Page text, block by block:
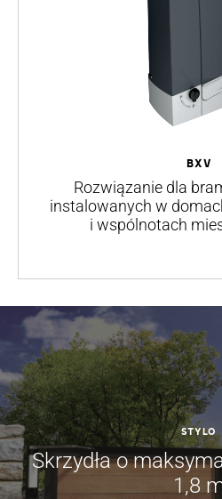
BXV
Rozwiązanie dla
instalowanych w
i wspólnotach
STYLO
Skrzydła o
1,8